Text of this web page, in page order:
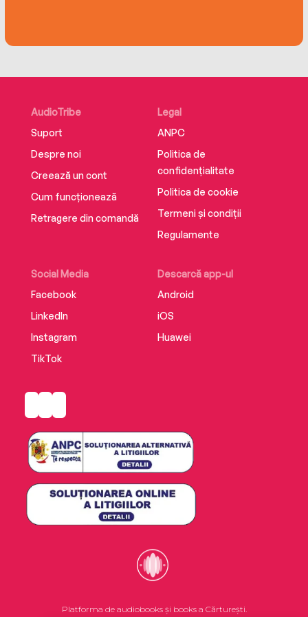
to-follow guide to being happy and living your
AudioTribe
Suport
Despre noi
Creează un cont
Cum funcționează
Retragere din comandă
Social Media
Facebook
LinkedIn
Instagram
TikTok
Descarcă app-ul
Android
iOS
Huawei
Legal
ANPC
Politica de
confidențialitate
Politica de cookie
Termeni și condiții
Regulamente
Platforma de audiobooks și books a Cărturești.